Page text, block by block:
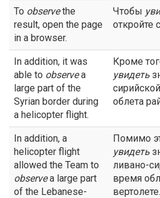
To observethe
result, open the page
in a browser.
Чтобы
откройте
In addition, it was
able to observea
large part of the
Syrian border during
a helicopter flight.
Кроме
увидеть
облета
In addition, a
helicopter flight
allowed the Team to
observea large part
of the Lebanese-
Помимо
увидеть
ливано-
время
вертолете.